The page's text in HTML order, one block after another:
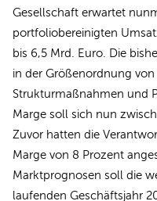
Gesellschaft erwartet
portfoliobereinigten
bis 6,5 Mrd. Euro. Die
in der Größenordnung
Strukturmaßnahmen und
Marge soll sich nun
Zuvor hatten die
Marge von 8 Prozent
Marktprognosen soll die
laufenden Geschäftsjahr